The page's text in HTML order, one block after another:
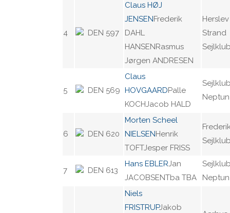
4 DEN 597
Claus HØJ
JENSENFrederik
DAHL
HANSENRasmus
Jørgen ANDRESEN
Herslev
Strand
5 DEN 569
Claus
HOVGAARDPalle
KOCHJacob HALD
6 DEN 620
Morten Scheel
NIELSENHenrik
TOFTJesper FRISS
7 DEN 613
Hans EBLERJan
JACOBSENTba TBA
Niels
FRISTRUPJakob